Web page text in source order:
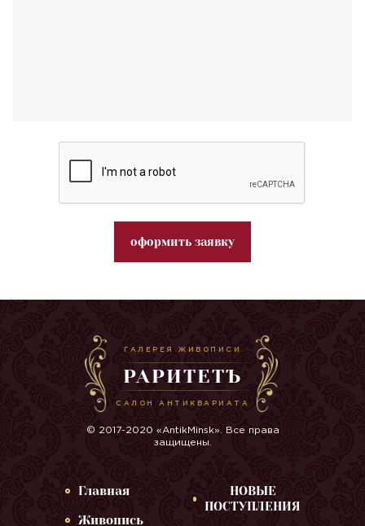
оформить заявку
ГАЛЕРЕЯ ЖИВОПИСИ
РАРИТЕТЪ
САЛОН АНТИКВАРИАТА
© 2017-2020 «AntikMinsk». Все права
защищены.
Главная
Живопись
НОВЫЕ
ПОСТУПЛЕНИЯ